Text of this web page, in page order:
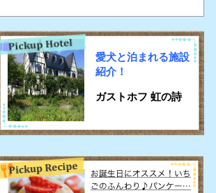
愛犬と泊まれる施設
紹介！
ガストホフ 虹の詩